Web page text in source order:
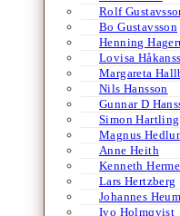
Rolf
Bo Gustavsson
Henning
Lovisa
Margareta
Nils Hansson
Gunnar D
Simon Hartling
Magnus
Anne Heith
Kenneth
Lars Hertzberg
Johannes
Ivo Holmqvist